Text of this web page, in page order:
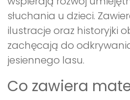
słuchania u dzieci.
ilustracje oraz historyjki
zachęcają do
jesiennego lasu.
Co zawiera